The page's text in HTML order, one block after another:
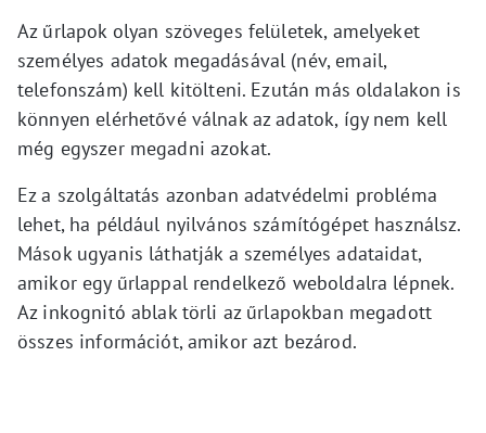
Az űrlapok olyan szöveges felületek, amelyeket
személyes adatok megadásával (név, email,
telefonszám) kell kitölteni. Ezután más oldalakon is
könnyen elérhetővé válnak az adatok, így nem kell
még egyszer megadni azokat.
Ez a szolgáltatás azonban adatvédelmi probléma
lehet, ha például nyilvános számítógépet használsz.
Mások ugyanis láthatják a személyes adataidat,
amikor egy űrlappal rendelkező weboldalra lépnek.
Az inkognitó ablak törli az űrlapokban megadott
összes információt, amikor azt bezárod.